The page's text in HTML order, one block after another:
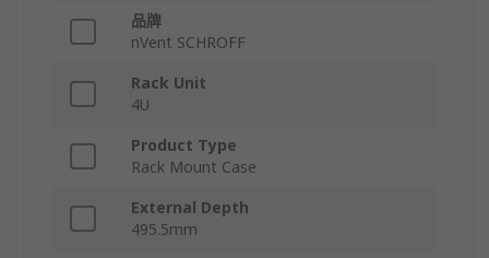
品牌
nVent SCHROFF
Rack Unit
4U
Product Type
Rack Mount Case
External Depth
495.5mm